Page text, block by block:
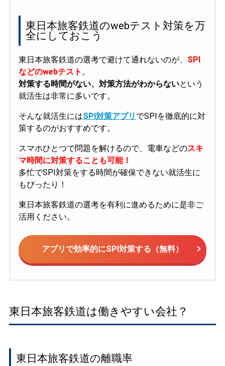
東日本旅客鉄道のwebテスト対策を万
全にしておこう
東日本旅客鉄道の選考で避けて通れないのが、 SPI
などのwebテスト 。
対策する時間がない、対策方法がわからないという
就活生は非常に多いです。
そんな就活生にはSPI対策アプリ でSPIを徹底的に対
策するのがおすすめです。
スマホひとつで問題を解けるので、電車などのスキ
マ時間に対策することも可能！
多忙でSPI対策をする時間が確保できない就活生に
もぴったり！
東日本旅客鉄道の選考を有利に進めるために是非ご
活用ください。
アプリで効率的にSPI対策する（無料）
東日本旅客鉄道は働きやすい会社？
東日本旅客鉄道の離職率